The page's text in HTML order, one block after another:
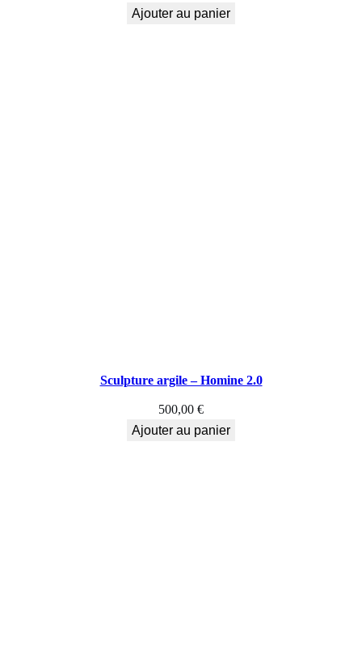
Ajouter au panier
Sculpture argile – Homine 2.0
500,00 €
Ajouter au panier